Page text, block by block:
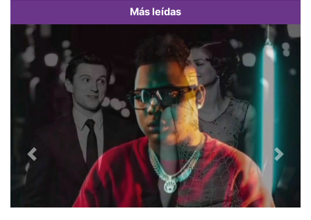
Más leídas
Previous Next